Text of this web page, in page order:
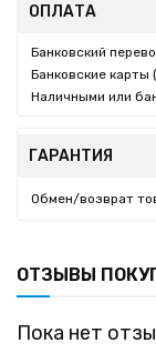
ОПЛАТА
Банковский
Банковские карты
Наличными или
ГАРАНТИЯ
Обмен/возврат
ОТЗЫВЫ
Пока нет